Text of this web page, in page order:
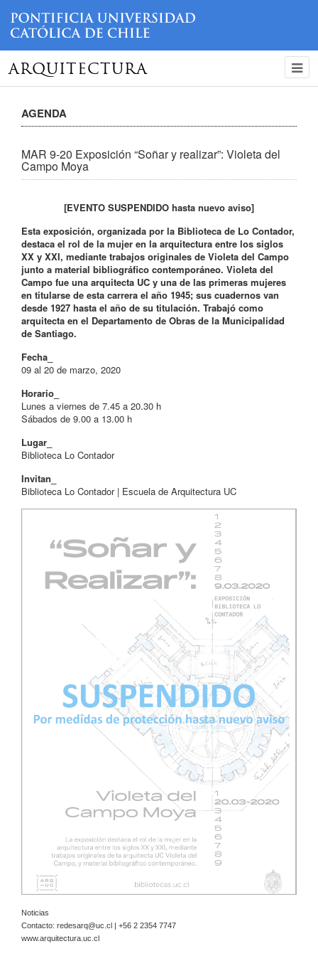
ARQUITECTURA
AGENDA
MAR 9-20 Exposición “Soñar y realizar”: Violeta del
Campo Moya
[EVENTO SUSPENDIDO hasta nuevo aviso]
Esta exposición, organizada por la Biblioteca de Lo Contador,
destaca el rol de la mujer en la arquitectura entre los siglos
XX y XXI, mediante trabajos originales de Violeta del Campo
junto a material bibliográfico contemporáneo. Violeta del
Campo fue una arquitecta UC y una de las primeras mujeres
en titularse de esta carrera el año 1945; sus cuadernos van
desde 1927 hasta el año de su titulación. Trabajó como
arquitecta en el Departamento de Obras de la Municipalidad
de Santiago.
Fecha_
09 al 20 de marzo, 2020
Horario_
Lunes a viernes de 7.45 a 20.30 h
Sábados de 9.00 a 13.00 h
Lugar_
Biblioteca Lo Contador
Invitan_
Biblioteca Lo Contador | Escuela de Arquitectura UC
Noticias
Contacto: redesarq@uc.cl
| +56 2 2354 7747
www.arquitectura.uc.cl